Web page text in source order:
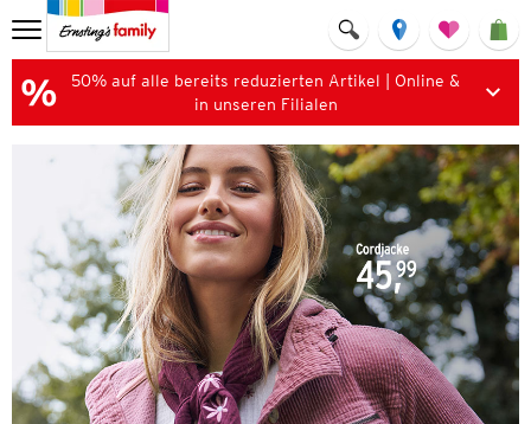
50% auf alle bereits reduzierten Artikel | Online &
in unseren Filialen